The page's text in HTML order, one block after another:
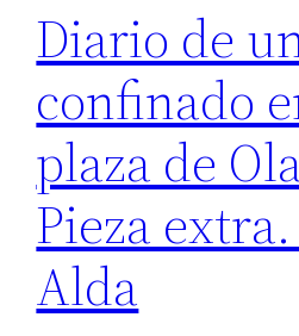
Diario de
confinado
plaza de
Pieza
Alda